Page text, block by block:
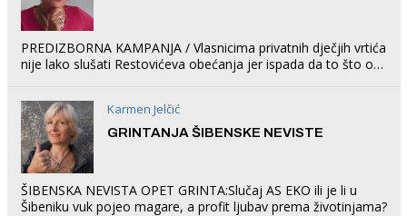
PREDIZBORNA KAMPANJA / Vlasnicima privatnih dječjih vrtića
nije lako slušati Restovićeva obećanja jer ispada da to što oni
Karmen Jelčić
GRINTANJA ŠIBENSKE NEVISTE
ŠIBENSKA NEVISTA OPET GRINTA:Slučaj AS EKO ili je li u
Šibeniku vuk pojeo magare, a profit ljubav prema životinjama?